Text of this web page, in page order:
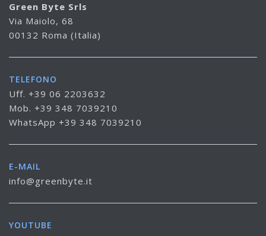
Green Byte Srls
Via Maiolo, 68
00132 Roma (Italia)
TELEFONO
Uff. +39 06 2203632
Mob. +39 348 7039210
WhatsApp +39 348 7039210
E-MAIL
info@greenbyte.it
YOUTUBE